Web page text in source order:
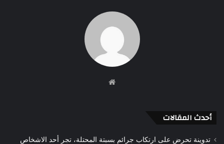
أحدث المقالات
تدوينة تحرض على ارتكاب جرائم بسبتة المحتلة، تجر أحد الاشخاص